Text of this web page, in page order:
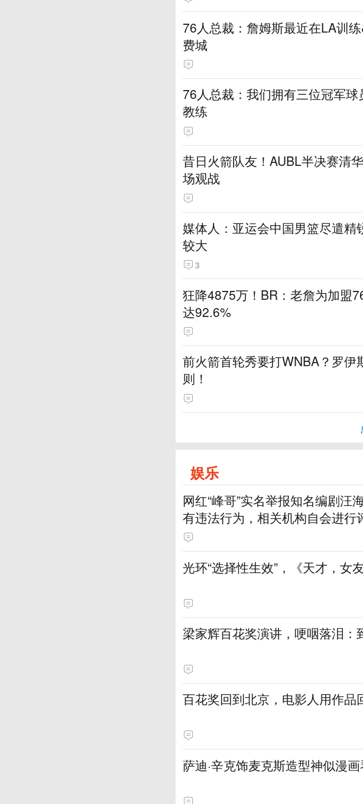
76人总裁：詹姆斯最近在LA训
费城
76人总裁：我们拥有三位冠军
教练
昔日火箭队友！AUBL半决赛清
场观战
媒体人：亚运会中国男篮尽遣
较大
3
狂降4875万！BR：老詹为加盟
达92.6%
前火箭首轮秀要打WNBA？罗伊
则！
娱乐
网红“峰哥”实名举报知名编剧汪
有违法行为，相关机构自会进行
一一回应
光环“选择性生效”，《天才，女
梁家辉百花奖演讲，哽咽落泪
百花奖回到北京，电影人用作品
萨迪·辛克饰麦克斯造型神似漫